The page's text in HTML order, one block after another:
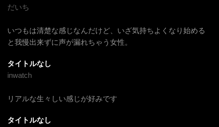
だいち
いつもは清楚な感じなんだけど、いざ気持ちよくなり始める
と我慢出来ずに声が漏れちゃう女性。
タイトルなし
inwatch
リアルな生々しい感じが好みです
タイトルなし